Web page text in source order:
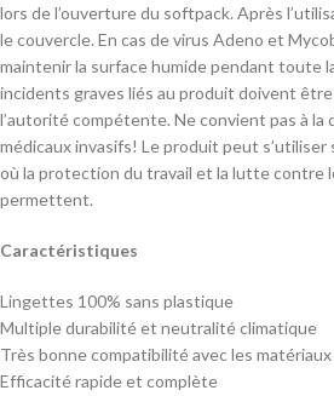
lors de l’ouverture du softpack. Après
le couvercle. En cas de virus Adeno et
maintenir la surface humide pendant toute
incidents graves liés au produit doivent
l’autorité compétente. Ne convient pas à
médicaux invasifs! Le produit peut s’utiliser
où la protection du travail et la lutte contre
permettent.
Caractéristiques
Lingettes 100% sans plastique
Multiple durabilité et neutralité climatique
Très bonne compatibilité avec les matériaux
Efficacité rapide et complète